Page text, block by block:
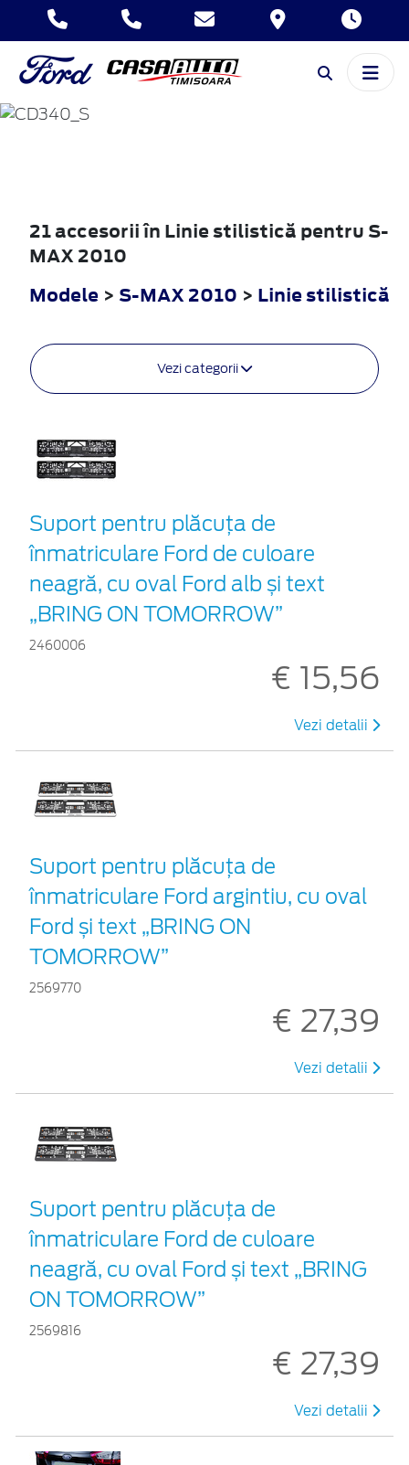
S-MAX
21 accesorii în Linie stilistică pentru S-
MAX 2010
Modele > S-MAX 2010 > Linie stilistică
Vezi categorii
Suport pentru plăcuța de
înmatriculare Ford de culoare
neagră, cu oval Ford alb și text
„BRING ON TOMORROW”
2460006
€ 15,56
Vezi detalii
Suport pentru plăcuța de
înmatriculare Ford argintiu, cu oval
Ford și text „BRING ON
TOMORROW”
2569770
€ 27,39
Vezi detalii
Suport pentru plăcuța de
înmatriculare Ford de culoare
neagră, cu oval Ford și text „BRING
ON TOMORROW”
2569816
€ 27,39
Vezi detalii